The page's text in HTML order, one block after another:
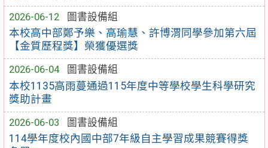
2026-06-12
圖書設備組
本校高中部鄭予樂、高瑜慧、許博渭同學參加第六屆
【金質歷程獎】榮獲優選獎
2026-06-04
圖書設備組
本校1135高雨蔓通過115年度中等學校學生科學研究
獎助計畫
2026-06-03
圖書設備組
114學年度校內國中部7年級自主學習成果競賽得獎